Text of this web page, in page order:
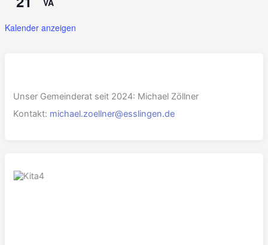
Kalender anzeigen
Unser Gemeinderat seit 2024: Michael Zöllner
Kontakt: michael.zoellner@esslingen.de